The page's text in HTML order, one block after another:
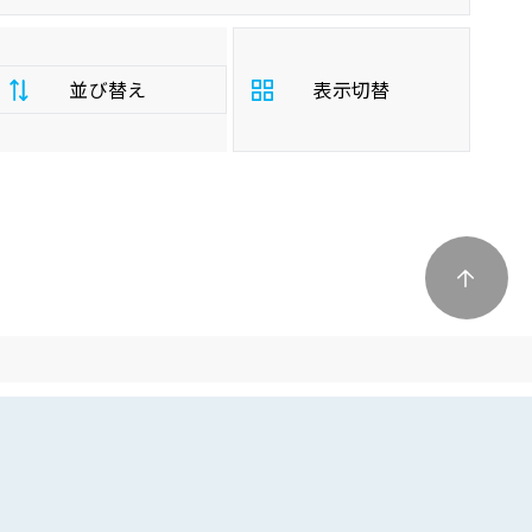
並び替え
高い順
走
表示切替